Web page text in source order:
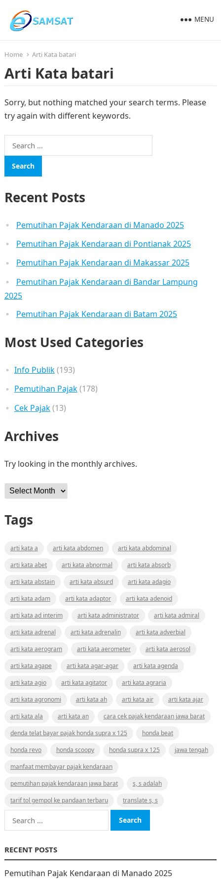
MENU
Home Arti Kata batari
Arti Kata batari
Sorry, but nothing matched your search terms. Please
try again with different keywords.
Search
for:
Recent Posts
Pemutihan Pajak Kendaraan di Manado 2025
Pemutihan Pajak Kendaraan di Pontianak 2025
Pemutihan Pajak Kendaraan di Makassar 2025
Pemutihan Pajak Kendaraan di Bandar Lampung
2025
Pemutihan Pajak Kendaraan di Batam 2025
Most Used Categories
Info Publik(193)
Pemutihan Pajak(178)
Cek Pajak(13)
Archives
Try looking in the monthly archives.
Archives
Tags
arti kata a arti kata abdomen
arti kata abdominal
arti kata abet
arti kata abnormal
arti kata absorb
arti kata abstain
arti kata absurd
arti kata adagio
arti kata adam
arti kata adaptor
arti kata adenoid
arti kata ad interim
arti kata administrator
arti kata admiral
arti kata adrenal
arti kata adrenalin
arti kata adverbial
arti kata aerogram
arti kata aerometer
arti kata aerosol
arti kata agape
arti kata agar-agar
arti kata agenda
arti kata agio
arti kata agitator
arti kata agraria
arti kata agronomi
arti kata ah arti kata air
arti kata ajar
arti kata ala
arti kata an
cara cek pajak kendaraan jawa barat
denda telat bayar pajak honda supra x 125
honda beat
honda revo
honda scoopy honda supra x 125
jawa tengah
manfaat membayar pajak kendaraan
pemutihan pajak kendaraan jawa barat
s, s adalah
tarif tol gempol ke pandaan terbaru
translate s, s
Search
for:
RECENT POSTS
Pemutihan Pajak Kendaraan di Manado 2025